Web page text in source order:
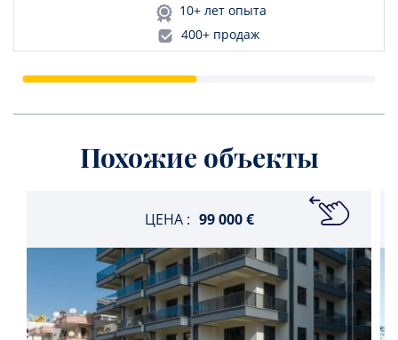
10+ лет опыта
400+ продаж
Похожие объекты
ЦЕНА : 99 000 €